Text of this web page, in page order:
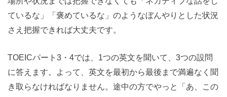
ているな」「褒めているな」のようなぼんやりとした状況
さえ把握できれば大丈夫です。
TOEICパート3・4では、1つの英文を聞いて、3つの設問
に答えます。よって、英文を最初から最後まで満遍なく聞
き取らなければなりません。途中の方でやっと「あ、この